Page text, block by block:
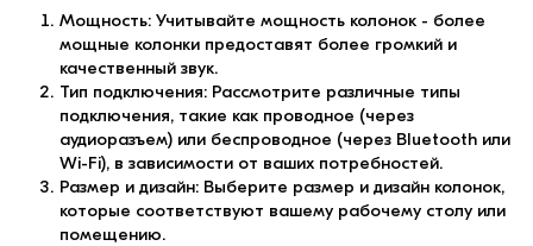
Мощность: Учитывайте мощность колонок - более
мощные колонки предоставят более громкий и
качественный звук.
Тип подключения: Рассмотрите различные типы
подключения, такие как проводное (через
аудиоразъем) или беспроводное (через Bluetooth или
Wi-Fi), в зависимости от ваших потребностей.
Размер и дизайн: Выберите размер и дизайн колонок,
которые соответствуют вашему рабочему столу или
помещению.